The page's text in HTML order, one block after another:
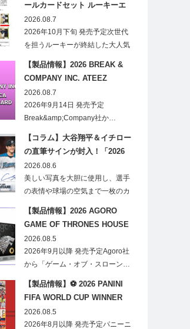
ールカードセット ルーキーエ
ディションプレミアム 2026
2026.08.7
2026年10月下旬 発売予定次世代
を担うルーキーが終結した大人気
【製品情報】2026 BREAK &
COMPANY INC. ATEEZ
TELECA COLLECTION CARD
2026.08.7
2026年9月14日 発売予定
Break&amp;Company社か…
【コラム】大谷翔平＆イチロー
の直筆サインが封入！「2026
Topps NPB Stadium Club」が
見逃せない
2026.08.6
美しい写真を大胆に使用し、選手
の表情や球場の空気まで一枚のカ
【製品情報】2026 AGORO
GAME OF THRONES HOUSE
STARK BLIND BOX
2026.08.5
2026年9月以降 発売予定Agoro社
から「ゲーム・オブ・スローン…
【製品情報】⚽ 2026 PANINI
FIFA WORLD CUP WINNER
STICKER POSTER
2026.08.5
2026年8月以降 発売予定パニーニ